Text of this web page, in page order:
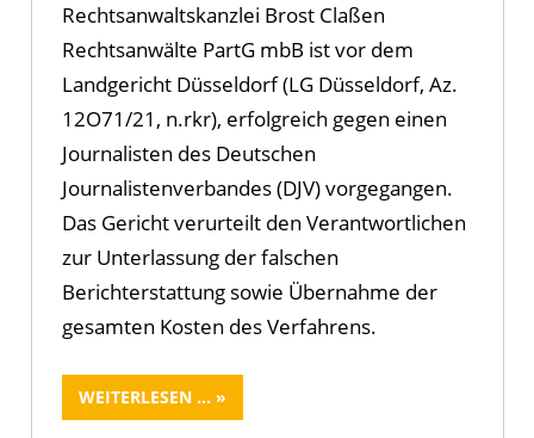
Rechtsanwaltskanzlei Brost Claßen
Rechtsanwälte PartG mbB ist vor dem
Landgericht Düsseldorf (LG Düsseldorf, Az.
12O71/21, n.rkr), erfolgreich gegen einen
Journalisten des Deutschen
Journalistenverbandes (DJV) vorgegangen.
Das Gericht verurteilt den Verantwortlichen
zur Unterlassung der falschen
Berichterstattung sowie Übernahme der
gesamten Kosten des Verfahrens.
WEITERLESEN ...